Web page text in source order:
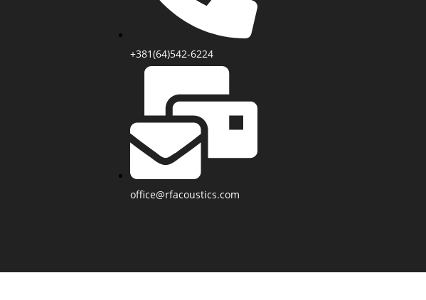
+381(64)542-6224
office@rfacoustics.com